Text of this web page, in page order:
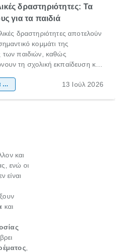
δραστηριότητες: Τα
για τα παιδιά
δραστηριότητες αποτελούν
κομμάτι της
των παιδιών, καθώς
τη σχολική εκπαίδευση και
της κοινωνικότητας
οικογένεια & παιδί 13 Ιούλ 2026
και
ενώ οι
είναι
και
,